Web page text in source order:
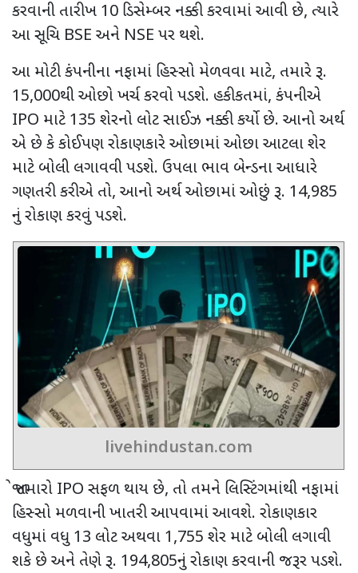
કરવાની તારીખ 10 ડિસેમ્બર નક્કી કરવામાં આવી છે, ત્યારે
આ સૂચિ BSE અને NSE પર થશે.
આ મોટી કંપનીના નફામાં હિસ્સો મેળવવા માટે, તમારે રૂ.
15,000થી ઓછો ખર્ચ કરવો પડશે. હકીકતમાં, કંપનીએ
IPO માટે 135 શેરનો લોટ સાઈઝ નક્કી કર્યો છે. આનો અર્થ
એ છે કે કોઈપણ રોકાણકારે ઓછામાં ઓછા આટલા શેર
માટે બોલી લગાવવી પડશે. ઉપલા ભાવ બેન્ડના આધારે
ગણતરી કરીએ તો, આનો અર્થ ઓછામાં ઓછું રૂ. 14,985
નું રોકાણ કરવું પડશે.
livehindustan.com
જો તમારો IPO સફળ થાય છે, તો તમને લિસ્ટિંગમાંથી નફામાં
હિસ્સો મળવાની ખાતરી આપવામાં આવશે. રોકાણકાર
વધુમાં વધુ13 લોટ અથવા 1,755 શેર માટે બોલી લગાવી
શકે છે અને તેણે રૂ. 194,805નું રોકાણ કરવાની જરૂર પડશે.